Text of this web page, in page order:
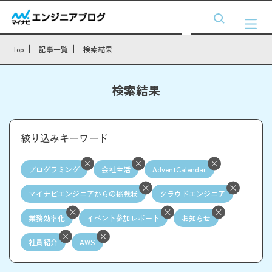
Top 記事一覧 検索結果
検索結果
絞り込みキーワード
プログラミング 会社生活 AdventCalendar
マイナビエンジニアからの挑戦状 クラウドエンジニア
業務効率化 イベント参加レポート お知らせ
社員紹介 AWS